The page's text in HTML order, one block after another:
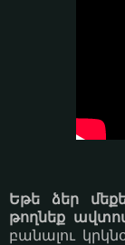
Եթե ձեր
թողնեք
բանալու